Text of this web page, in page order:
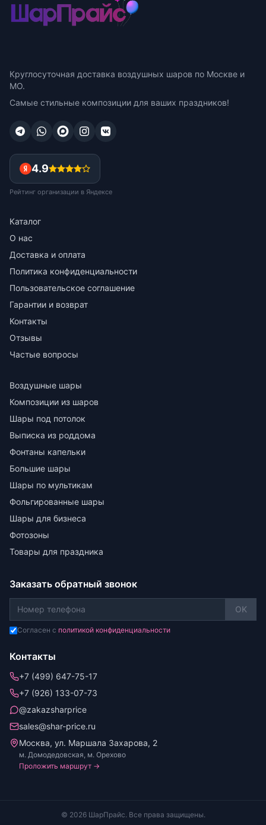
Круглосуточная доставка воздушных шаров по Москве и
МО.
Самые стильные композиции для ваших праздников!
4.9
Рейтинг организации в Яндексе
Каталог
О нас
Доставка и оплата
Политика конфиденциальности
Пользовательское соглашение
Гарантии и возврат
Контакты
Отзывы
Частые вопросы
Воздушные шары
Композиции из шаров
Шары под потолок
Выписка из роддома
Фонтаны капельки
Большие шары
Шары по мультикам
Фольгированные шары
Шары для бизнеса
Фотозоны
Товары для праздника
Заказать обратный звонок
OK
Согласен с политикой конфиденциальности
Контакты
+7 (499) 647-75-17
+7 (926) 133-07-73
@zakazsharprice
sales@shar-price.ru
Москва, ул. Маршала Захарова, 2
м. Домодедовская, м. Орехово
Проложить маршрут →
© 2026 ШарПрайс. Все права защищены.